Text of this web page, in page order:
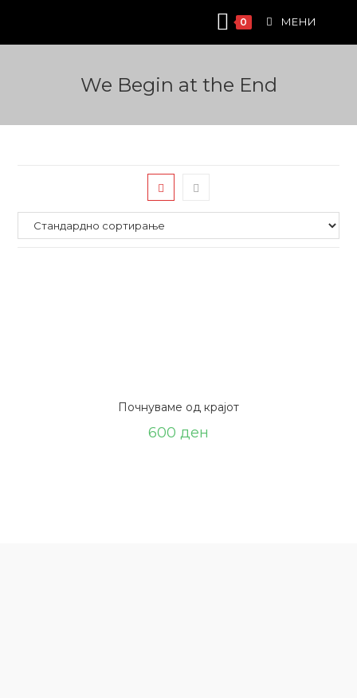
content
0 МЕНИ
We Begin at the End
Почнуваме од крајот
600 ден